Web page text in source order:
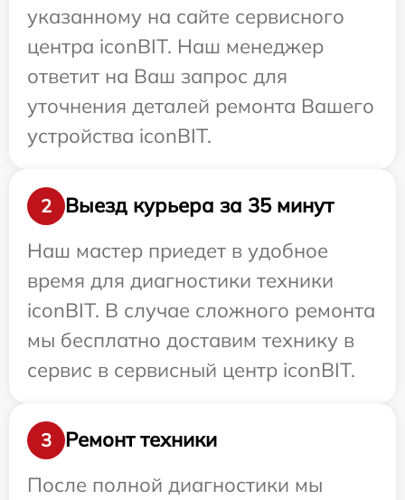
указанному на сайте сервисного
центра iconBIT. Наш менеджер
ответит на Ваш запрос для
уточнения деталей ремонта Вашего
устройства iconBIT.
2
Выезд курьера за 35 минут
Наш мастер приедет в удобное
время для диагностики техники
iconBIT. В случае сложного ремонта
мы бесплатно доставим технику в
сервис в сервисный центр iconBIT.
3
Ремонт техники
После полной диагностики мы